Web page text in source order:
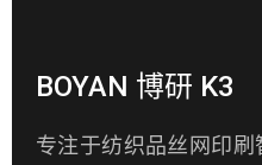
BOYAN 博研 K3
专注于纺织品丝网印